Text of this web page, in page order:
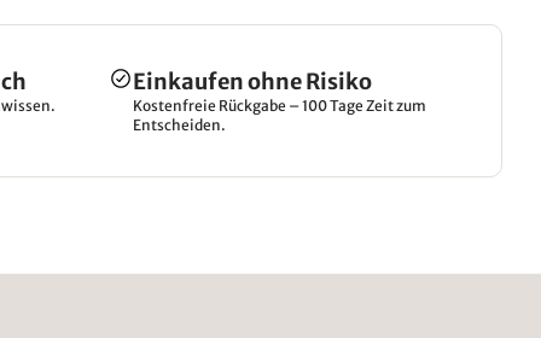
Einkaufen ohne Risiko
Kostenfreie Rückgabe – 100 Tage Zeit zum
Entscheiden.